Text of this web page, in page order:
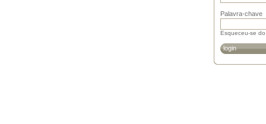
Palavra-chave
Esqueceu-se
login